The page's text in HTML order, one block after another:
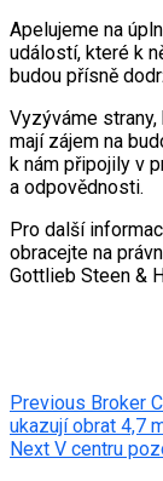
Apelujeme na
událostí, které k
budou přísně
Vyzýváme
mají zájem na
k nám připojily v
a odpovědnosti.
Pro další
obracejte na
Gottlieb Steen &
Post
navigation
Previous Broker
ukazují obrat 4,7
Next V centru